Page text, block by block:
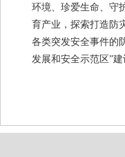
环境、珍爱生命、守
育产业，探索打造防
各类突发安全事件的
发展和安全示范区”